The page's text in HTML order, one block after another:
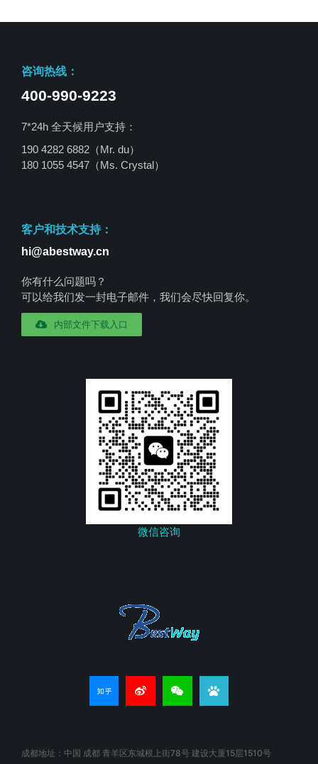
咨询热线：
400-990-9223
7*24h 全天候用户支持：
190 4282 6882（Mr. du）
180 1055 4547 （Ms. Crystal）
客户和技术支持：
hi@abestway.cn
你有什么问题吗？
可以给我们发一封电子邮件，我们会尽快回复你。
内部文件下载入口
微信咨询
成都地址：中国 成都 青羊区东城根上街78号 建设大厦15层1510号